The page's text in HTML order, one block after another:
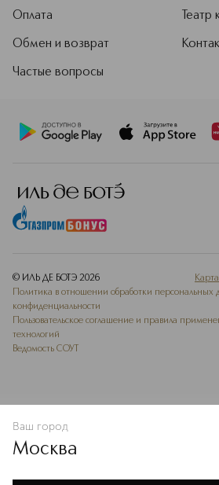
В КОРЗИНУ
Оплата
Обмен и возврат
Частые вопросы
Театр
© ИЛЬ ДЕ БОТЭ 2026
Политика в отношении обработки персональных
конфиденциальности
Пользовательское соглашение и правила
технологий
Ведомость СОУТ
Ваш город
Москва